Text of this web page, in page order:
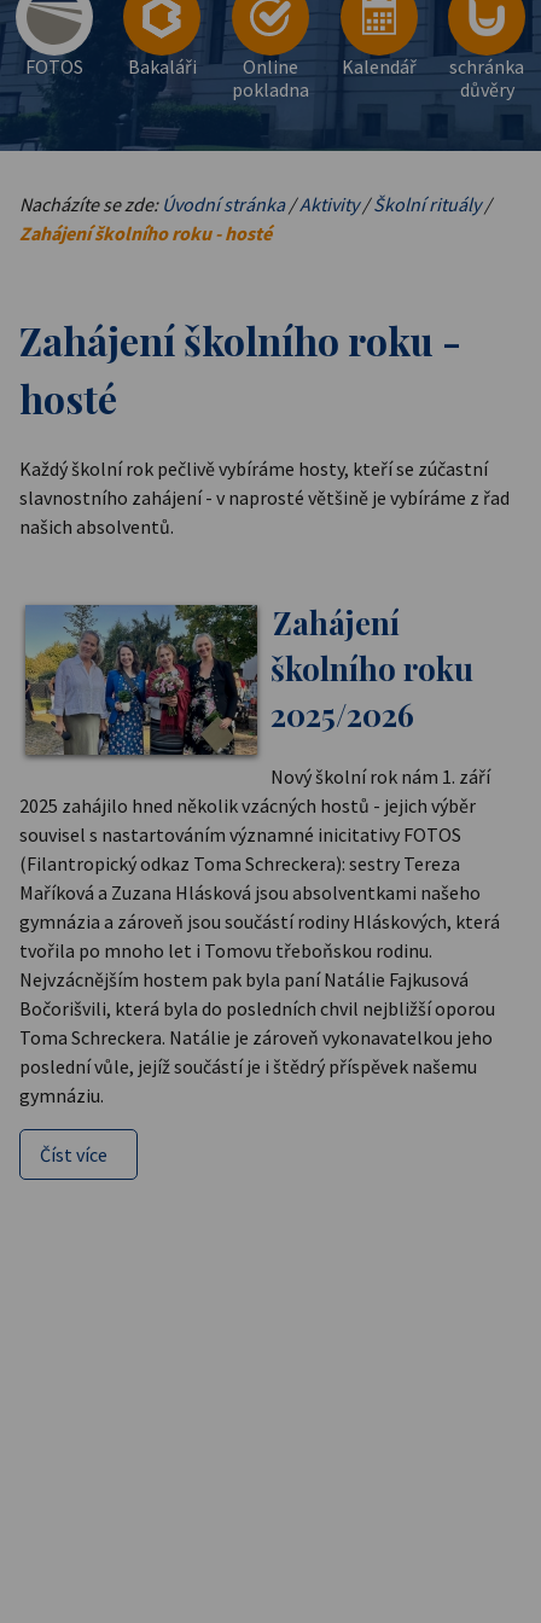
FOTOS Bakaláři
Online
pokladna
Kalendář
schránka
důvěry
Nacházíte se zde: Úvodní stránka/Aktivity/Školní rituály/
Zahájení školního roku - hosté
Zahájení školního roku -
hosté
Každý školní rok pečlivě vybíráme hosty, kteří se zúčastní
slavnostního zahájení - v naprosté většině je vybíráme z řad
našich absolventů.
Zahájení
školního roku
2025/2026
Nový školní rok nám 1. září
2025 zahájilo hned několik vzácných hostů - jejich výběr
souvisel s nastartováním významné inicitativy FOTOS
(Filantropický odkaz Toma Schreckera): sestry Tereza
Maříková a Zuzana Hlásková jsou absolventkami našeho
gymnázia a zároveň jsou součástí rodiny Hláskových, která
tvořila po mnoho let i Tomovu třeboňskou rodinu.
Nejvzácnějším hostem pak byla paní Natálie Fajkusová
Bočorišvili, která byla do posledních chvil nejbližší oporou
Toma Schreckera. Natálie je zároveň vykonavatelkou jeho
poslední vůle, jejíž součástí je i štědrý příspěvek našemu
gymnáziu.
Číst více